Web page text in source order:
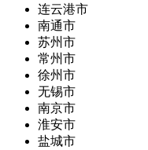
连云港市
南通市
苏州市
常州市
徐州市
无锡市
南京市
淮安市
盐城市